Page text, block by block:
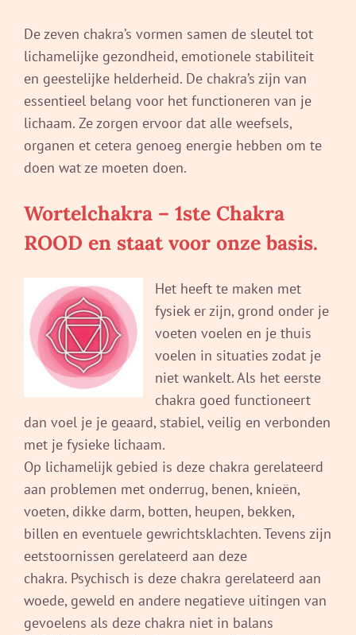
De zeven chakra’s vormen samen de sleutel tot
lichamelijke gezondheid, emotionele stabiliteit
en geestelijke helderheid. De chakra’s zijn van
essentieel belang voor het functioneren van je
lichaam. Ze zorgen ervoor dat alle weefsels,
organen et cetera genoeg energie hebben om te
doen wat ze moeten doen.
Wortelchakra – 1ste Chakra
ROOD en staat voor onze basis.
Het heeft te maken met
fysiek er zijn, grond onder je
voeten voelen en je thuis
voelen in situaties zodat je
niet wankelt. Als het eerste
chakra goed functioneert
dan voel je je geaard, stabiel, veilig en verbonden
met je fysieke lichaam.
Op lichamelijk gebied is deze chakra gerelateerd
aan problemen met onderrug, benen, knieën,
voeten, dikke darm, botten, heupen, bekken,
billen en eventuele gewrichtsklachten. Tevens zijn
eetstoornissen gerelateerd aan deze
chakra. Psychisch is deze chakra gerelateerd aan
woede, geweld en andere negatieve uitingen van
gevoelens als deze chakra niet in balans